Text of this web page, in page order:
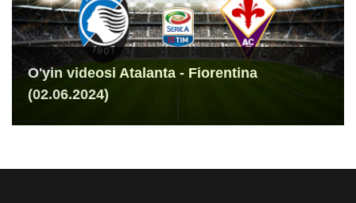
O'yin videosi Atalanta - Fiorentina
(02.06.2024)